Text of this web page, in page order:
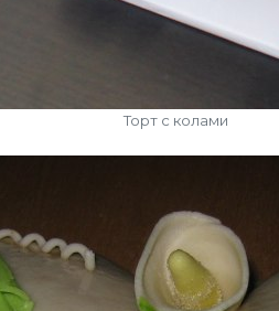
Торт с колами